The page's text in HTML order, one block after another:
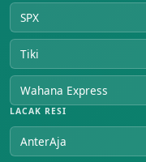
SPX
Tiki
Wahana Express
LACAK RESI
AnterAja